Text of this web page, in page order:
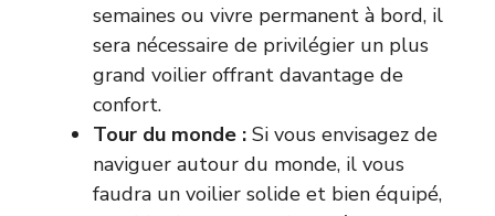
semaines ou vivre permanent à bord, il
sera nécessaire de privilégier un plus
grand voilier offrant davantage de
confort.
Tour du monde : Si vous envisagez de
naviguer autour du monde, il vous
faudra un voilier solide et bien équipé,